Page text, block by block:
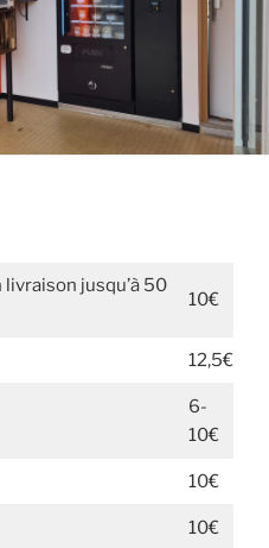
jusqu’à 50
10€
12,5€
6-
10€
10€
10€